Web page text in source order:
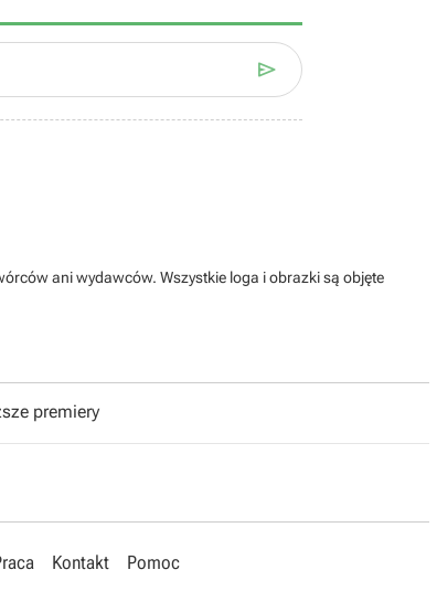

ani wydawców. Wszystkie loga i obrazki są objęte
premiery
Kontakt Pomoc